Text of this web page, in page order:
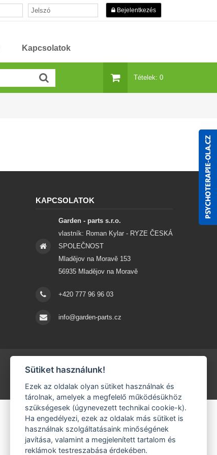
Bejelentkezés
Kapcsolatok
Tételek: 0
KAPCSOLATOK
Garden - parts s.r.o.
vlastník: Roman Kylar - RYZE ČESKÁ
SPOLEČNOST
Mladějov na Moravě 153
56935 Mladějov na Moravě
+420 777 96 96 03
info@garden-parts.cz
Sütiket használunk!
Ezek az oldalak olyan sütiket használnak és
tárolnak, amelyek a megfelelő működésükhöz
szükségesek (úgynevezett technikai cookie-k).
Ha engedélyezi, ezek az oldalak más sütiket is
használnak szolgáltatásaink minőségének
javítása, valamint a megjelenített tartalom és
reklámok testreszabása érdekében.